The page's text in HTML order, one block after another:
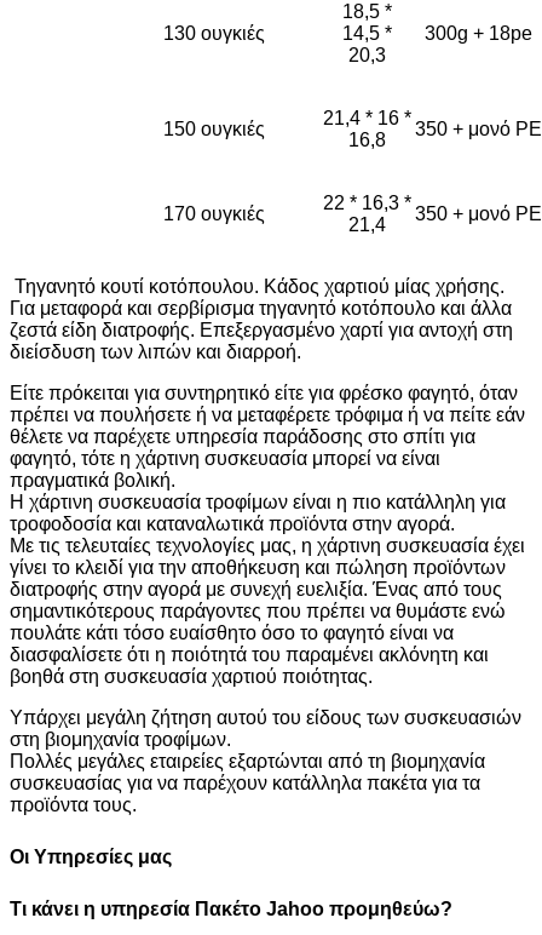
130 ουγκιές
18,5 *
14,5 *
20,3
300g + 18pe
150 ουγκιές
21,4 * 16 *
16,8
350 + μονό PE
170 ουγκιές
22 * 16,3 *
21,4
350 + μονό PE
Τηγανητό κουτί κοτόπουλου. Κάδος χαρτιού μίας χρήσης.
Για μεταφορά και σερβίρισμα τηγανητό κοτόπουλο και άλλα
ζεστά είδη διατροφής. Επεξεργασμένο χαρτί για αντοχή στη
διείσδυση των λιπών και διαρροή.
Είτε πρόκειται για συντηρητικό είτε για φρέσκο ​​φαγητό, όταν
πρέπει να πουλήσετε ή να μεταφέρετε τρόφιμα ή να πείτε εάν
θέλετε να παρέχετε υπηρεσία παράδοσης στο σπίτι για
φαγητό, τότε η χάρτινη συσκευασία μπορεί να είναι
πραγματικά βολική.
Η χάρτινη συσκευασία τροφίμων είναι η πιο κατάλληλη για
τροφοδοσία και καταναλωτικά προϊόντα στην αγορά.
Με τις τελευταίες τεχνολογίες μας, η χάρτινη συσκευασία έχει
γίνει το κλειδί για την αποθήκευση και πώληση προϊόντων
διατροφής στην αγορά με συνεχή ευελιξία. Ένας από τους
σημαντικότερους παράγοντες που πρέπει να θυμάστε ενώ
πουλάτε κάτι τόσο ευαίσθητο όσο το φαγητό είναι να
διασφαλίσετε ότι η ποιότητά του παραμένει ακλόνητη και
βοηθά στη συσκευασία χαρτιού ποιότητας.
Υπάρχει μεγάλη ζήτηση αυτού του είδους των συσκευασιών
στη βιομηχανία τροφίμων.
Πολλές μεγάλες εταιρείες εξαρτώνται από τη βιομηχανία
συσκευασίας για να παρέχουν κατάλληλα πακέτα για τα
προϊόντα τους.
Οι Υπηρεσίες μας
Τι κάνει η υπηρεσία Πακέτο Jahoo προμηθεύω?